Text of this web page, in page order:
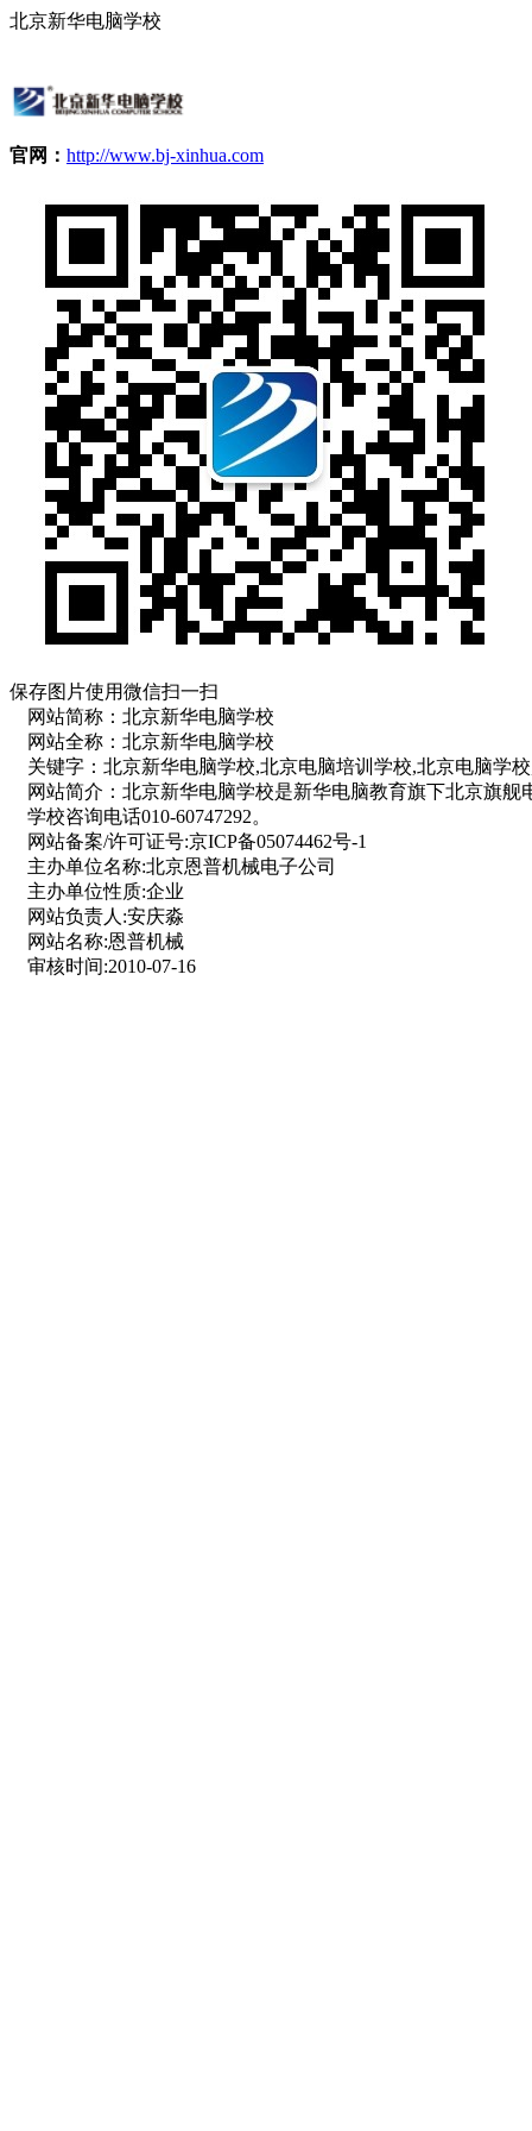
北京新华电脑学校
官网： http://www.bj-xinhua.com
保存图片使用微信扫一扫
网站简称： 北京新华电脑学校
网站全称： 北京新华电脑学校
关键字： 北京新华电脑学校,北京电脑培训学校,北京电脑学
网站简介： 北京新华电脑学校是新华电脑教育旗下北京旗
学校咨询电话010-60747292。
网站备案/许可证号:京ICP备05074462号-1
主办单位名称:北京恩普机械电子公司
主办单位性质:企业
网站负责人:安庆淼
网站名称:恩普机械
审核时间:2010-07-16